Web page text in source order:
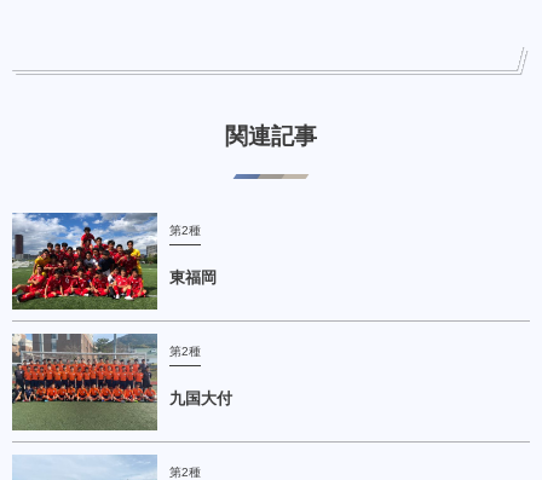
関連記事
第2種
東福岡
第2種
九国大付
第2種